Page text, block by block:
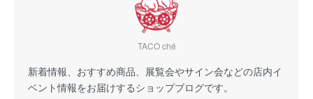
TACO ché
新着情報、おすすめ商品、展覧会やサイン会などの店内イ
ベント情報をお届けするショップブログです。